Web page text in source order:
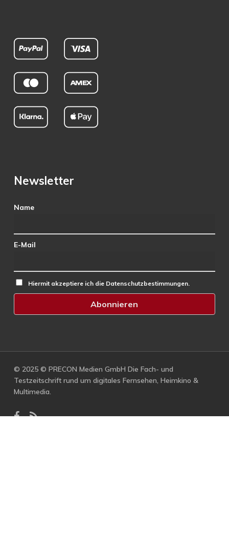
Newsletter
Name
E-Mail
Hiermit akzeptiere ich die Datenschutzbestimmungen.
© 2025 © PRECON Medien GmbH Die Fach- und
Testzeitschrift rund um digitales Fernsehen, Heimkino &
Multimedia.
facebook
RSS